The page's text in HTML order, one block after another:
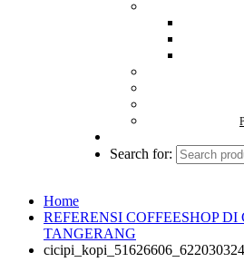
Search for:
Home
REFERENSI COFFEESHOP DI
TANGERANG